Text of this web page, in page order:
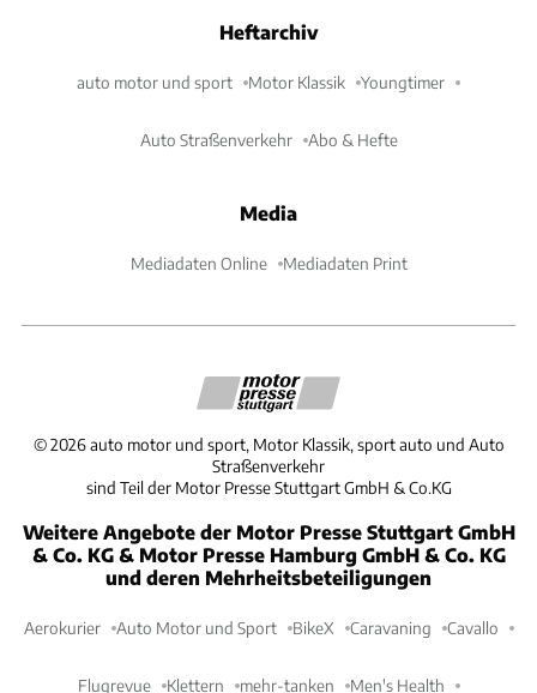
Heftarchiv
auto motor und sport Motor Klassik Youngtimer
Auto Straßenverkehr Abo & Hefte
Media
Mediadaten Online Mediadaten Print
©2026 auto motor und sport, Motor Klassik, sport auto und Auto
Straßenverkehr
sind Teil der Motor Presse Stuttgart GmbH & Co.KG
Weitere Angebote der Motor Presse Stuttgart GmbH
& Co. KG & Motor Presse Hamburg GmbH & Co. KG
und deren Mehrheitsbeteiligungen
Aerokurier Auto Motor und Sport BikeX Caravaning Cavallo
Flugrevue Klettern mehr-tanken Men's Health